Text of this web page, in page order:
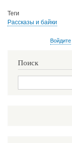
Теги
Рассказы и байки
Войдите
Поиск
Поиск